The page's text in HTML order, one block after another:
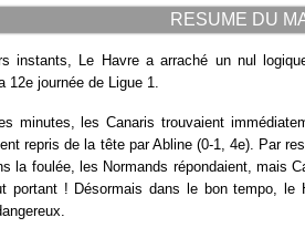
RESUME DU
instants, Le Havre a arraché un nul
12e journée de Ligue 1.
minutes, les Canaris trouvaient
repris de la tête par Abline (0-1, 4e). Par
la foulée, les Normands répondaient, mais
portant ! Désormais dans le bon tempo, le